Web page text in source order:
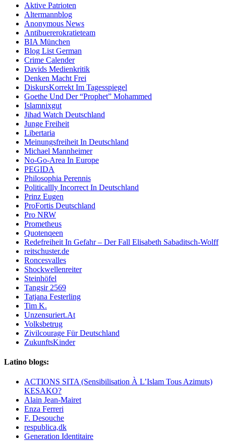
Aktive Patrioten
Altermannblog
Anonymous News
Antibuererokratieteam
BIA München
Blog List German
Crime Calender
Davids Medienkritik
Denken Macht Frei
DiskursKorrekt Im Tagesspiegel
Goethe Und Der “Prophet” Mohammed
Islamnixgut
Jihad Watch Deutschland
Junge Freiheit
Libertaria
Meinungsfreiheit In Deutschland
Michael Mannheimer
No-Go-Area In Europe
PEGIDA
Philosophia Perennis
Politicallly Incorrect In Deutschland
Prinz Eugen
ProFortis Deutschland
Pro NRW
Prometheus
Quotenqeen
Redefreiheit In Gefahr – Der Fall Elisabeth Sabaditsch-Wolff
reitschuster.de
Roncesvalles
Shockwellenreiter
Steinhöfel
Tangsir 2569
Tatjana Festerling
Tim K.
Unzensuriert.At
Volksbetrug
Zivilcourage Für Deutschland
ZukunftsKinder
Latino blogs:
ACTIONS SITA (Sensibilisation À L’Islam Tous Azimuts)
KESAKO?
Alain Jean-Mairet
Enza Ferreri
F. Desouche
respublica,dk
Generation Identitaire